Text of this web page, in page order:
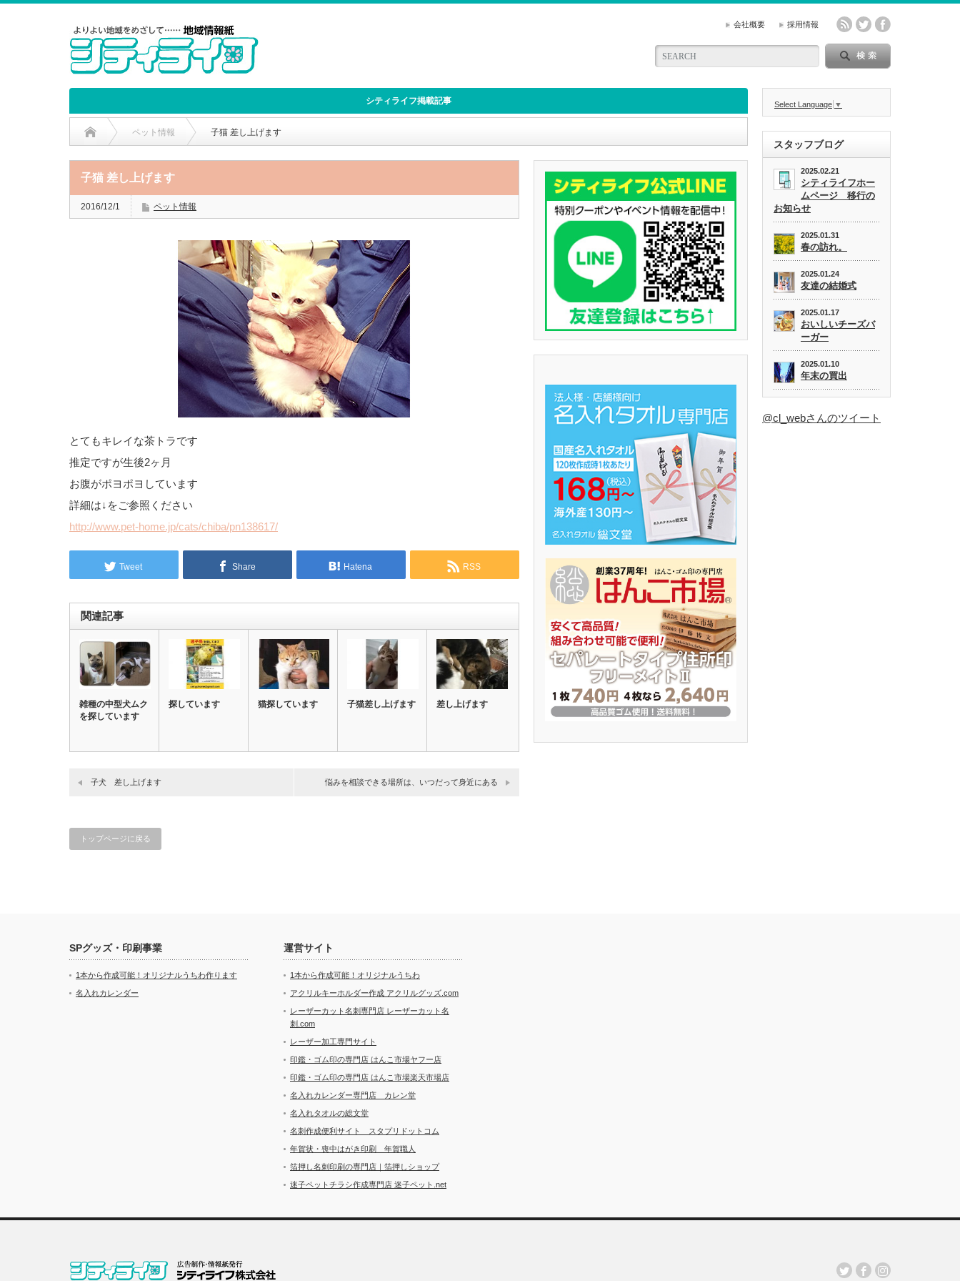
会社概要 採用情報
シティライフ掲載記事
ペット情報 子猫 差し上げます
子猫 差し上げます
2016/12/1 ペット情報
とてもキレイな茶トラです
推定ですが生後2ヶ月
お腹がポヨポヨしています
詳細は↓をご参照ください
http://www.pet-home.jp/cats/chiba/pn138617/
Tweet Share Hatena RSS
関連記事
雑種の中型犬ムク
を探しています
探しています 猫探しています 子猫差し上げます 差し上げます
子犬 差し上げます 悩みを相談できる場所は、いつだって身近にある
トップページに戻る
Select Language ▼
スタッフブログ
2025.02.21
シティライフホー
ムページ 移行の
お知らせ
2025.01.31
春の訪れ。
2025.01.24
友達の結婚式
2025.01.17
おいしいチーズバ
ーガー
2025.01.10
年末の買出
@cl_webさんのツイート
SPグッズ・印刷事業
1本から作成可能！オリジナルうちわ作ります
名入れカレンダー
運営サイト
1本から作成可能！オリジナルうちわ
アクリルキーホルダー作成 アクリルグッズ.com
レーザーカット名刺専門店 レーザーカット名
刺.com
レーザー加工専門サイト
印鑑・ゴム印の専門店 はんこ市場ヤフー店
印鑑・ゴム印の専門店 はんこ市場楽天市場店
名入れカレンダー専門店 カレン堂
名入れタオルの総文堂
名刺作成便利サイト スタプリドットコム
年賀状・喪中はがき印刷 年賀職人
箔押し名刺印刷の専門店｜箔押しショップ
迷子ペットチラシ作成専門店 迷子ペット.net